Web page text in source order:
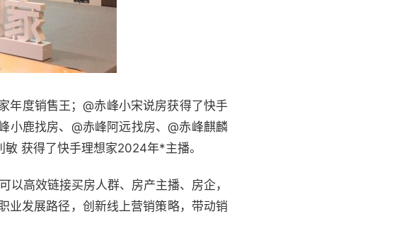
年度销售王；@赤峰小宋说房获得了快手
小鹿找房、@赤峰阿远找房、@赤峰麒麟
获得了快手理想家2024年*主播。
以高效链接买房人群、房产主播、房企，
业发展路径，创新线上营销策略，带动销